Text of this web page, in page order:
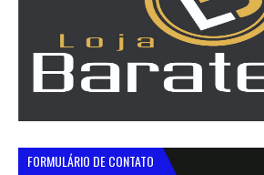
FORMULÁRIO DE CONTATO